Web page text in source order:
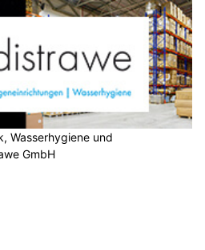
Wasserhygiene und
GmbH